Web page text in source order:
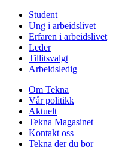
Student
Ung i arbeidslivet
Erfaren i arbeidslivet
Leder
Tillitsvalgt
Arbeidsledig
Om Tekna
Vår politikk
Aktuelt
Tekna Magasinet
Kontakt oss
Tekna der du bor